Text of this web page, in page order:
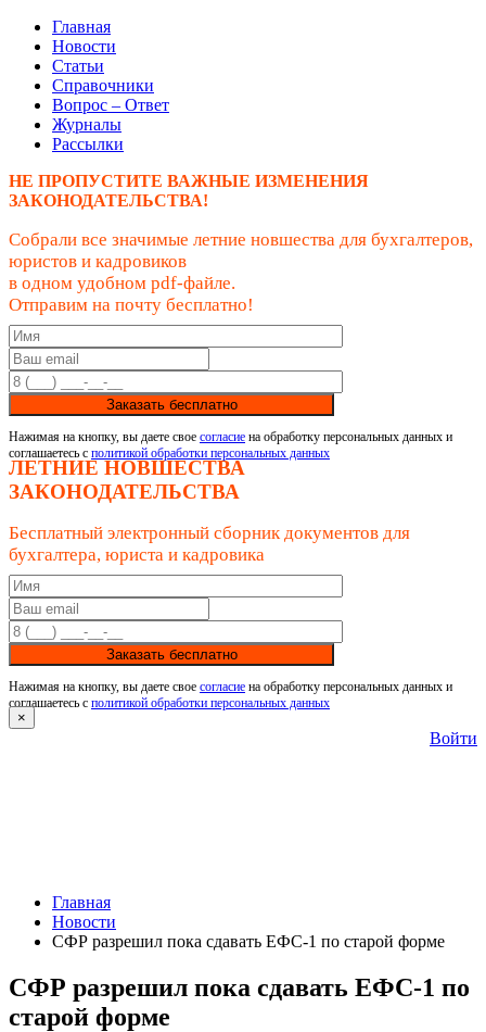
Главная
Новости
Статьи
Справочники
Вопрос – Ответ
Журналы
Рассылки
НЕ ПРОПУСТИТЕ ВАЖНЫЕ ИЗМЕНЕНИЯ
ЗАКОНОДАТЕЛЬСТВА!
Собрали все значимые летние новшества для бухгалтеров,
юристов и кадровиков
в одном удобном pdf-файле.
Отправим на почту бесплатно!
Заказать бесплатно
Нажимая на кнопку, вы даете свое согласие на обработку персональных данных и
соглашаетесь с политикой обработки персональных данных
ЛЕТНИЕ НОВШЕСТВА
ЗАКОНОДАТЕЛЬСТВА
Бесплатный электронный сборник документов для
бухгалтера, юриста и кадровика
Заказать бесплатно
Нажимая на кнопку, вы даете свое согласие на обработку персональных данных и
соглашаетесь с политикой обработки персональных данных
×
Войти
Главная
Новости
СФР разрешил пока сдавать ЕФС-1 по старой форме
СФР разрешил пока сдавать ЕФС-1 по
старой форме